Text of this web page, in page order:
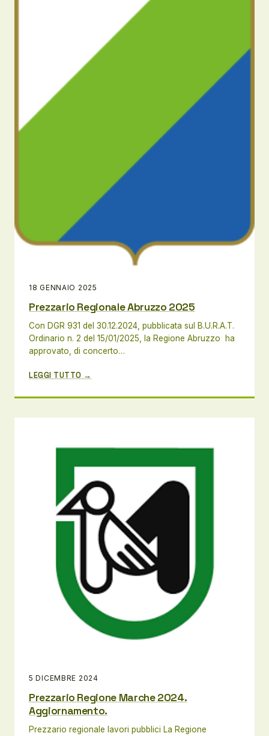
18 GENNAIO 2025
Prezzario Regionale Abruzzo 2025
Con DGR 931 del 30.12.2024, pubblicata sul B.U.R.A.T.
Ordinario n. 2 del 15/01/2025, la Regione Abruzzo ha
approvato, di concerto…
LEGGI TUTTO →
5 DICEMBRE 2024
Prezzario Regione Marche 2024.
Aggiornamento.
Prezzario regionale lavori pubblici La Regione